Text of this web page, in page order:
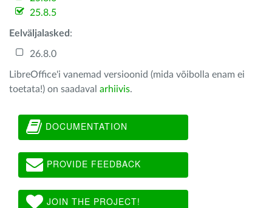
25.8.5
Eelväljalasked :
26.8.0
LibreOffice'i vanemad versioonid (mida võibolla enam ei
toetata!) on saadaval arhiivis.
DOCUMENTATION
PROVIDE FEEDBACK
JOIN THE PROJECT!